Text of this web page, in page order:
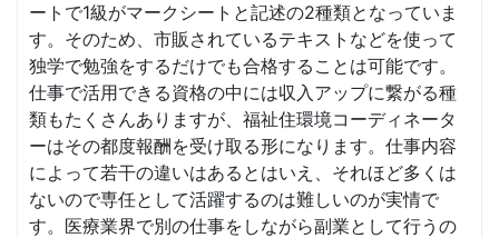
ートで1級がマークシートと記述の2種類となっていま
す。そのため、市販されているテキストなどを使って
独学で勉強をするだけでも合格することは可能です。
仕事で活用できる資格の中には収入アップに繋がる種
類もたくさんありますが、福祉住環境コーディネータ
ーはその都度報酬を受け取る形になります。仕事内容
によって若干の違いはあるとはいえ、それほど多くは
ないので専任として活躍するのは難しいのが実情で
す。医療業界で別の仕事をしながら副業として行うの